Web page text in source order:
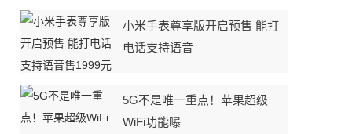
小米手表尊享版开启预售 能打
电话支持语音
5G不是唯一重点！苹果超级
WiFi功能曝